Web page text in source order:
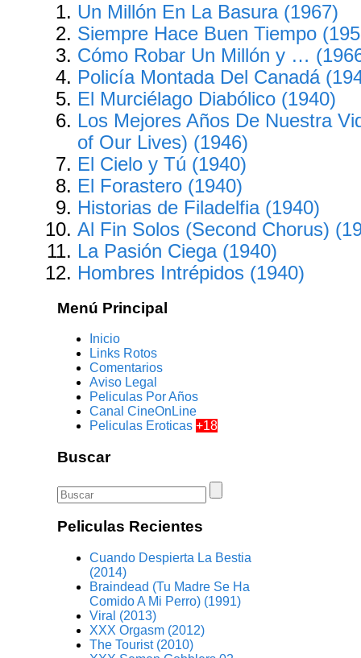
Un Millón En La Basura (1967)
Siempre Hace Buen Tiempo
Cómo Robar Un Millón y …
Policía Montada Del Canadá
El Murciélago Diabólico (1940)
Los Mejores Años De Nuestra
of Our Lives) (1946)
El Cielo y Tú (1940)
El Forastero (1940)
Historias de Filadelfia (1940)
Al Fin Solos (Second Chorus)
La Pasión Ciega (1940)
Hombres Intrépidos (1940)
Menú Principal
Inicio
Links Rotos
Comentarios
Aviso Legal
Peliculas Por Años
Canal CineOnLine
Peliculas Eroticas+18
Buscar
Peliculas Recientes
Cuando Despierta La Bestia
(2014)
Braindead (Tu Madre Se Ha
Comido A Mi Perro) (1991)
Viral (2013)
XXX Orgasm (2012)
The Tourist (2010)